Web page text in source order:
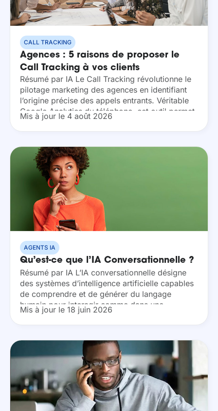
CALL TRACKING
Agences : 5 raisons de proposer le
Call Tracking à vos clients
Résumé par IA Le Call Tracking révolutionne le
pilotage marketing des agences en identifiant
l’origine précise des appels entrants. Véritable
Google Analytics du téléphone, cet outil permet
de prouver l’efficacité de vos campagnes,
d’optimiser le retour...
Mis à jour le 4 août 2026
AGENTS IA
Qu’est-ce que l’IA Conversationnelle ?
Résumé par IA L’IA conversationnelle désigne
des systèmes d’intelligence artificielle capables
de comprendre et de générer du langage
humain pour interagir comme dans une
conversation. Elle s’appuie sur des techniques
de traitement du langage naturel et...
Mis à jour le 18 juin 2026